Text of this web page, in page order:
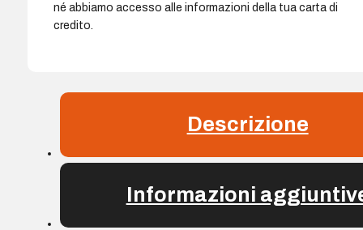
né abbiamo accesso alle informazioni della tua carta di
credito.
Descrizione
Informazioni